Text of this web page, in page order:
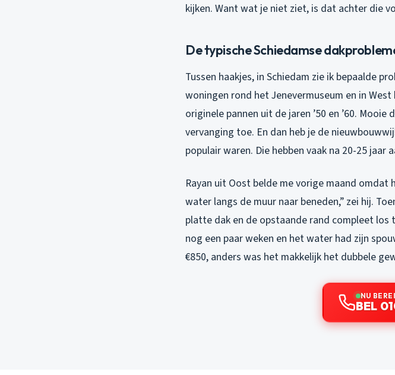
kijken. Want wat je niet ziet, is dat achter die
De typische Schiedamse
Tussen haakjes, in Schiedam zie ik bepaalde
woningen rond het Jenevermuseum en in
originele pannen uit de jaren ’50 en ’60.
vervanging toe. En dan heb je de
populair waren. Die hebben vaak na 20-25 jaar
Rayan uit Oost belde me vorige maand
water langs de muur naar beneden,” zei hij.
platte dak en de opstaande rand compleet
nog een paar weken en het water had zijn
€850, anders was het makkelijk het dubbele
NU
BEL